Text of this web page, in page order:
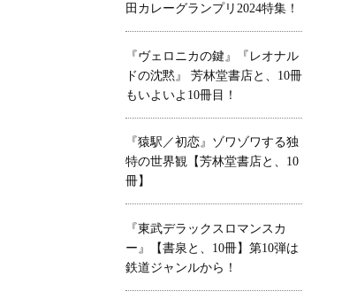
田カレーグランプリ2024特集！
『ヴェロニカの鍵』『レオナル
ドの沈黙』 芳林堂書店と、10冊
もいよいよ10冊目！
『猿駅／初恋』ゾワゾワする独
特の世界観【芳林堂書店と、10
冊】
『東武デラックスロマンスカ
ー』【書泉と、10冊】第10弾は
鉄道ジャンルから！